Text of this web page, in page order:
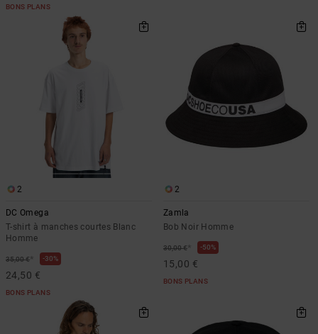
BONS PLANS
2
DC Omega
T-shirt à manches courtes Blanc
Homme
35,00 €* 30%
24,50 €
BONS PLANS
2
Zamla
Bob Noir Homme
30,00 €* 50%
15,00 €
BONS PLANS